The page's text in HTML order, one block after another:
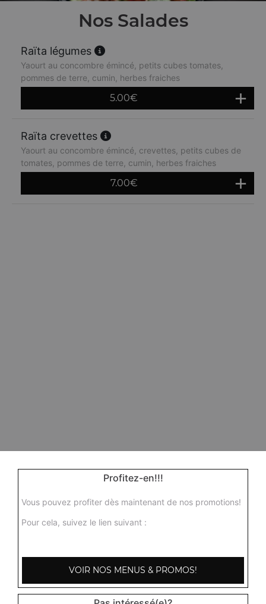
Nos Salades
Raïta légumes
Yaourt au concombre émincé, petits cubes tomates,
pommes de terre, cumin, herbes fraiches
5.00€
Raïta crevettes
Yaourt au concombre émincé, crevettes, petits cubes de
tomates, pommes de terre, cumin, herbes fraiches
7.00€
Profitez-en!!!
Vous pouvez profiter dès maintenant de nos promotions!
Pour cela, suivez le lien suivant :
VOIR NOS MENUS & PROMOS!